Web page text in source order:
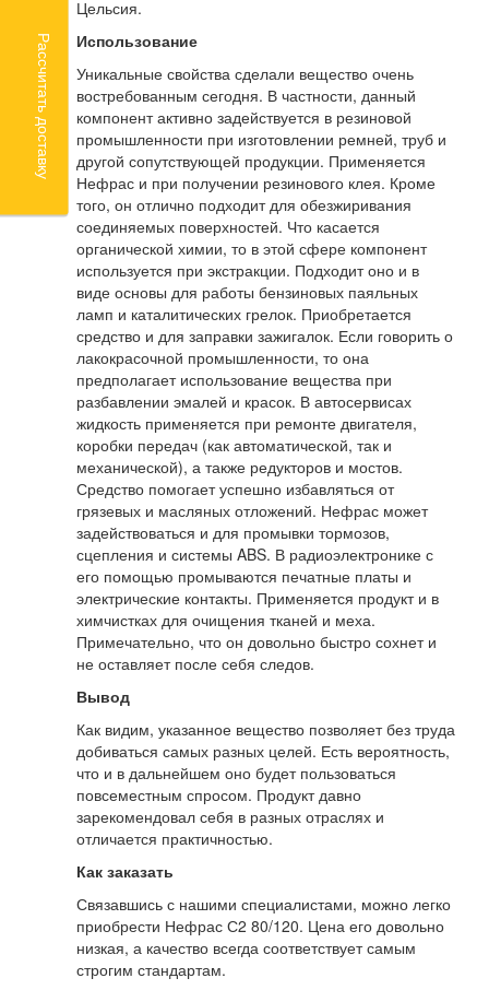
Цельсия.
Использование
Уникальные свойства сделали вещество очень
востребованным сегодня. В частности, данный
компонент активно задействуется в резиновой
промышленности при изготовлении ремней, труб и
другой сопутствующей продукции. Применяется
Нефрас и при получении резинового клея. Кроме
того, он отлично подходит для обезжиривания
соединяемых поверхностей. Что касается
органической химии, то в этой сфере компонент
используется при экстракции. Подходит оно и в
виде основы для работы бензиновых паяльных
ламп и каталитических грелок. Приобретается
средство и для заправки зажигалок. Если говорить о
лакокрасочной промышленности, то она
предполагает использование вещества при
разбавлении эмалей и красок. В автосервисах
жидкость применяется при ремонте двигателя,
коробки передач (как автоматической, так и
механической), а также редукторов и мостов.
Средство помогает успешно избавляться от
грязевых и масляных отложений. Нефрас может
задействоваться и для промывки тормозов,
сцепления и системы ABS. В радиоэлектронике с
его помощью промываются печатные платы и
электрические контакты. Применяется продукт и в
химчистках для очищения тканей и меха.
Примечательно, что он довольно быстро сохнет и
не оставляет после себя следов.
Вывод
Как видим, указанное вещество позволяет без труда
добиваться самых разных целей. Есть вероятность,
что и в дальнейшем оно будет пользоваться
повсеместным спросом. Продукт давно
зарекомендовал себя в разных отраслях и
отличается практичностью.
Как заказать
Связавшись с нашими специалистами, можно легко
приобрести Нефрас С2 80/120. Цена его довольно
низкая, а качество всегда соответствует самым
строгим стандартам.
Рассчитать доставку